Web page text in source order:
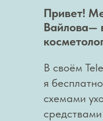
В своём
я
схемами
Привет!
Вайлова—